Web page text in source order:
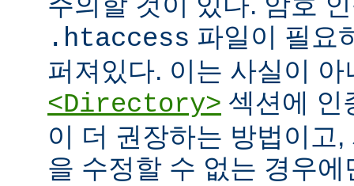
.htaccess 파일이 필요
퍼져있다. 이는 사실이
<Directory> 섹션에 인
이 더 권장하는 방법이고
을 수정할 수 없는 경우